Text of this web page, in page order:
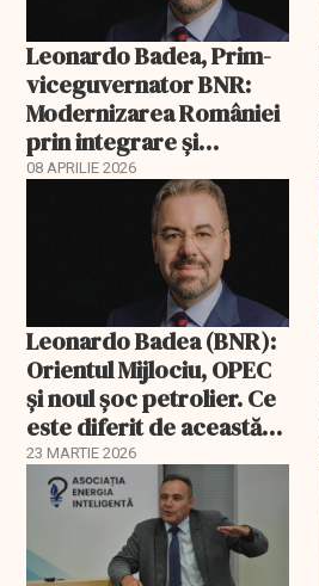
Leonardo Badea, Prim-
viceguvernator BNR:
Modernizarea României
prin integrare și
convergență
08 APRILIE 2026
Leonardo Badea (BNR):
Orientul Mijlociu, OPEC
și noul șoc petrolier. Ce
este diferit de această
dată?
23 MARTIE 2026